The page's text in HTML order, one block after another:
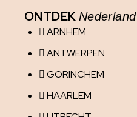
ONTDEK Nederland
ARNHEM
ANTWERPEN
GORINCHEM
HAARLEM